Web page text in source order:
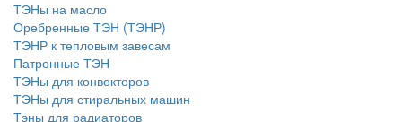
ТЭНы на масло
Оребренные ТЭН (ТЭНР)
ТЭНР к тепловым завесам
Патронные ТЭН
ТЭНы для конвекторов
ТЭНы для стиральных машин
Тэны для радиаторов